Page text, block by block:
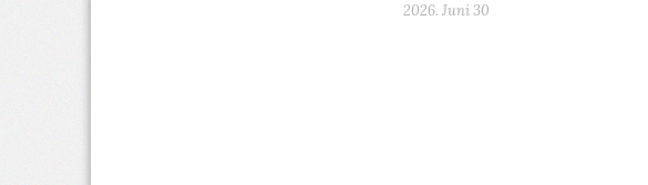
2026. Juni 30